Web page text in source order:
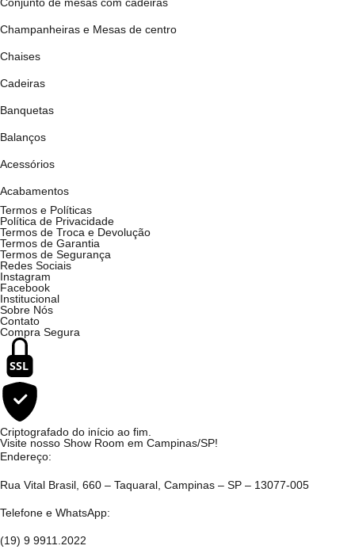
Champanheiras e Mesas de centro
Chaises
Cadeiras
Banquetas
Balanços
Acessórios
Acabamentos
Termos e Políticas
Política de Privacidade
Termos de Troca e Devolução
Termos de Garantia
Termos de Segurança
Redes Sociais
Instagram
Facebook
Institucional
Sobre Nós
Contato
Compra Segura
SSL
Criptografado do início ao fim.
Visite nosso Show Room em Campinas/SP!
Endereço:
Rua Vital Brasil, 660 – Taquaral, Campinas – SP – 13077-005
Telefone e WhatsApp:
(19) 9 9911.2022